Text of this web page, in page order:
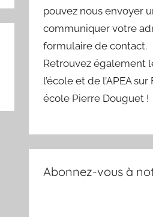
pouvez nous envoyer
communiquer votre
formulaire de contact.
Retrouvez également
l’école et de l’APEA
école Pierre Douguet !
Abonnez-vous à